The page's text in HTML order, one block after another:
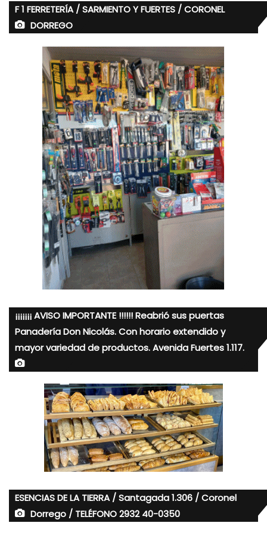
F 1 FERRETERÍA / SARMIENTO Y FUERTES / CORONEL
DORREGO
¡¡¡¡¡¡¡ AVISO IMPORTANTE !!!!!! Reabrió sus puertas
Panadería Don Nicolás. Con horario extendido y
mayor variedad de productos. Avenida Fuertes 1.117.
ESENCIAS DE LA TIERRA / Santagada 1.306 / Coronel
Dorrego / TELÉFONO 2932 40-0350